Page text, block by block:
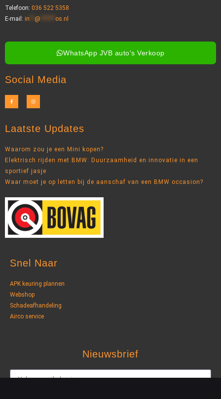
Telefoon: 036 522 5358
E-mail: in @ os.nl
WhatsApp JVB auto's Verkoop
Social Media
Laatste Updates
Waarom zou je een Mini kopen?
Elektrisch rijden met BMW: Duurzaamheid en innovatie in een
sportief jasje
Waar moet je op letten bij de aanschaf van een BMW occasion?
Snel Naar
APK keuring plannen
Webshop
Schadeafhandeling
Airco service
Nieuwsbrief